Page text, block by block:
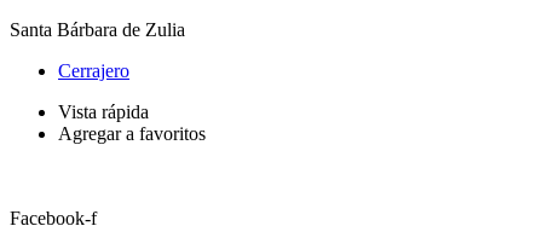
Santa Bárbara de Zulia
Cerrajero
Vista rápida
Agregar a favoritos
Facebook-f